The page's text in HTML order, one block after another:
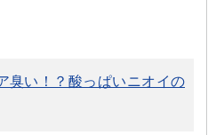
臭い！？酸っぱいニオイの